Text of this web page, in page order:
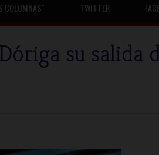
COLUMNASˇ TWITTER
su salida